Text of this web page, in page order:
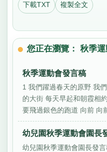
下載TXT 複製全文
您正在瀏覽： 秋季
秋季運動會發言稿
1 我們躍過春天的原野 我
的大街 每天早起和朝霞相
要飛過銀色的跑道 向前 向
幼兒園秋季運動會園長
幼兒園秋季運動會園長發